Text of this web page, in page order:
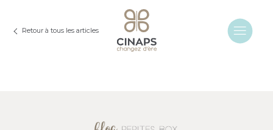
Retour à tous les articles